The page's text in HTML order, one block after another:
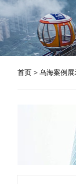
首页 > 乌海案例展